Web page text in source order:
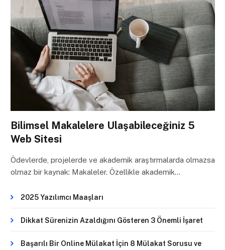
Bilimsel Makalelere Ulaşabileceğiniz 5
Web Sitesi
Ödevlerde, projelerde ve akademik araştırmalarda olmazsa
olmaz bir kaynak: Makaleler. Özellikle akademik…
2025 Yazılımcı Maaşları
Dikkat Sürenizin Azaldığını Gösteren 3 Önemli İşaret
Başarılı Bir Online Mülakat İçin 8 Mülakat Sorusu ve